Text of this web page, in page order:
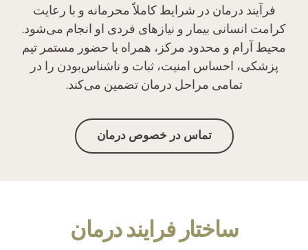
فرآیند درمان در شرایط کاملاً محرمانه و با رعایت
کرامت انسانی بیمار و نیازهای فردی او انجام می‌شود.
محیط آرام و محدود مرکز، همراه با حضور مستمر تیم
پزشکی، احساس امنیت، ثبات و ناشناس‌بودن را در
تمامی مراحل درمان تضمین می‌کند.
تماس در خصوص درمان
ساختار فرایند درمان